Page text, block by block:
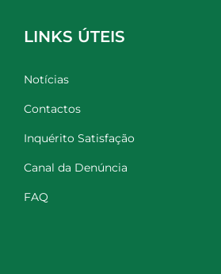
LINKS ÚTEIS
Notícias
Contactos
Inquérito Satisfação
Canal da Denúncia
FAQ